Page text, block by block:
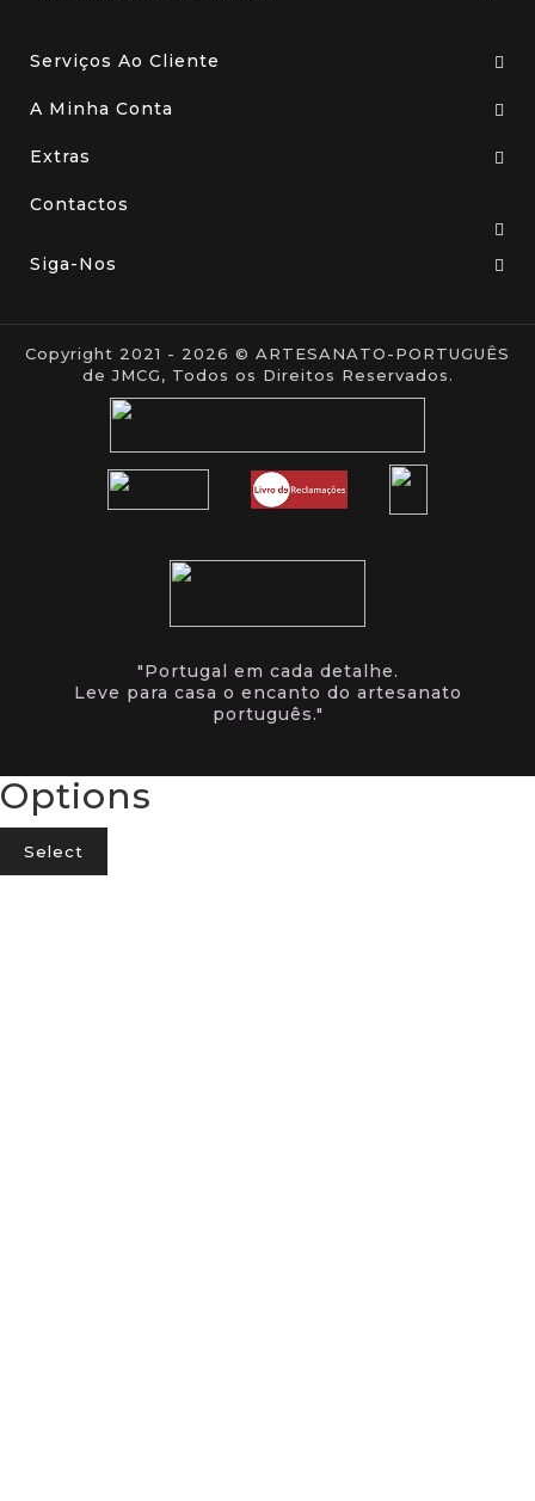
Serviços Ao Cliente
A Minha Conta
Extras
Contactos
Siga-Nos
Copyright 2021 - 2026 © ARTESANATO-PORTUGUÊS
de JMCG, Todos os Direitos Reservados.
"Portugal em cada detalhe.
Leve para casa o encanto do artesanato
português."
Options
Select